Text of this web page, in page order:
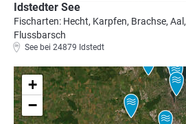
Idstedter See
Fischarten: Hecht, Karpfen, Brachse, Aal,
Flussbarsch
See bei 24879 Idstedt
+
−